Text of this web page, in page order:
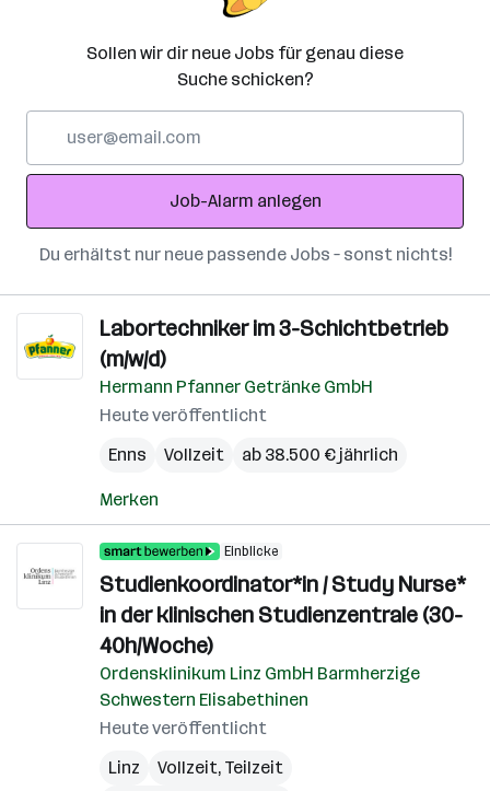
Sollen wir dir neue Jobs für genau diese
Suche schicken?
Adresse
Job-Alarm anlegen
Du erhältst nur neue passende Jobs – sonst nichts!
Labortechniker im 3-Schichtbetrieb
(m/w/d)
Hermann Pfanner Getränke GmbH
Heute veröffentlicht
Enns
Vollzeit ab 38.500 € jährlich
Merken
Einblicke
Studienkoordinator*in / Study Nurse*
in der klinischen Studienzentrale (30-
40h/Woche)
Ordensklinikum Linz GmbH Barmherzige
Schwestern Elisabethinen
Heute veröffentlicht
Linz
Vollzeit, Teilzeit